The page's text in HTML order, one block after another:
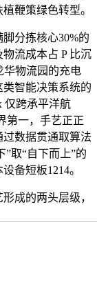
鞭策绿色转型。
分拣核心30%的
流成本占 P 比沉
华物流园的充电
智能决策系统的
仅跨承平洋航
第一，手艺正正
数据贯通取算法
”取“自下而上”的
备短板1214。
成的两头层级，